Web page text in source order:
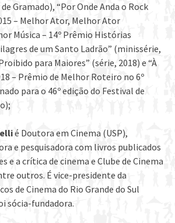
Gramado), “Por Onde Anda o Rock
– Melhor Ator, Melhor Ator
Música – 14º Prêmio Histórias
de um Santo Ladrão” (minissérie,
para Maiores” (série, 2018) e “À
– Prêmio de Melhor Roteiro no 6º
para o 46º edição do Festival de
é Doutora em Cinema (USP),
e pesquisadora com livros publicados
e a crítica de cinema e Clube de Cinema
outros. É vice-presidente da
de Cinema do Rio Grande do Sul
sócia-fundadora.